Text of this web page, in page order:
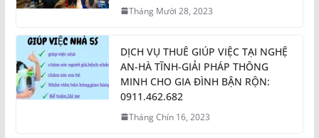
Tháng Mười 28, 2023
DỊCH VỤ THUÊ GIÚP VIỆC TẠI NGHỆ
AN-HÀ TĨNH-GIẢI PHÁP THÔNG
MINH CHO GIA ĐÌNH BẬN RỘN:
0911.462.682
Tháng Chín 16, 2023